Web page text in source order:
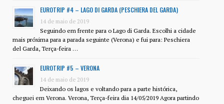
EUROTRIP #4 – LAGO DI GARDA (PESCHIERA DEL GARDA)
14 de maio de 2019
Seguindo em frente para o Lago di Garda. Escolhi a cidade
mais próxima para a parada seguinte (Verona) e fui para: Peschiera
del Garda, Terça-feira …
EUROTRIP #5 – VERONA
14 de maio de 2019
Deixando os lagos e voltando para a parte histórica,
cheguei em Verona. Verona, Terça-feira dia 14/05/2019 Agora partindo